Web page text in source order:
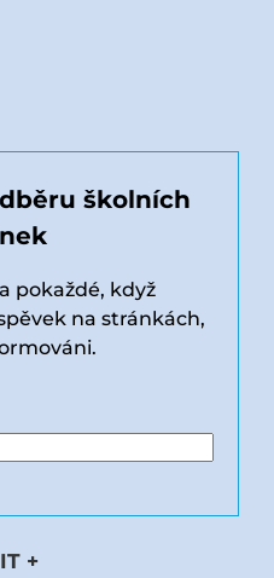
školních
pokaždé, když
na stránkách,
+